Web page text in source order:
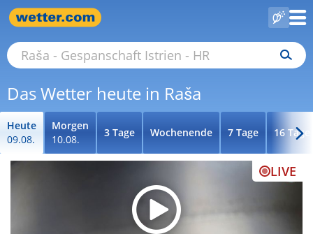
Das Wetter heute in Raša
Heute
09.08.
Morgen
10.08.
3 Tage Wochenende 7 Tage 16 Tage
LIVE